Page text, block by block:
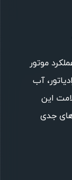
موتور
آب
این
جدی